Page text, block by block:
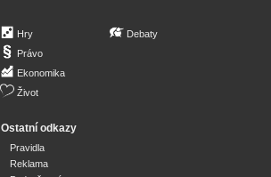
Hry
Právo
Ekonomika
Život
Debaty
Ostatní odkazy
Pravidla
Reklama